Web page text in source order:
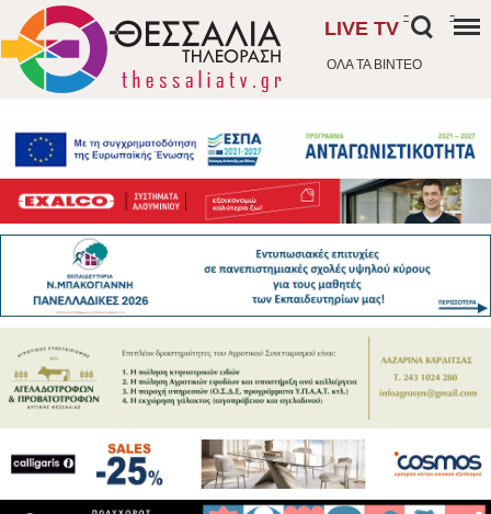
ΟΛΑ ΤΑ ΒΙΝΤΕΟ
LIVE TV
- -